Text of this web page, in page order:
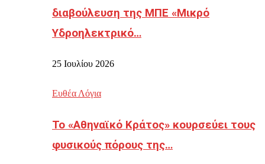
διαβούλευση της ΜΠΕ «Μικρό
Υδροηλεκτρικό…
25 Ιουλίου 2026
Ευθέα Λόγια
Το «Αθηναϊκό Κράτος» κουρσεύει τους
φυσικούς πόρους της…